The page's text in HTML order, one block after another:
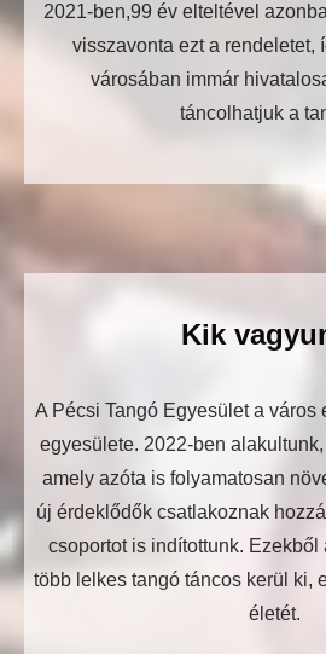
2021-ben,99 év elteltével
visszavonta ezt a rendeletet,
városában immár
táncolhatjuk a
Kik
A Pécsi Tangó Egyesület a város
egyesülete. 2022-ben
amely azóta is folyamatosan
új érdeklődők csatlakoznak
csoportot is indítottunk. Ezekből
több lelkes tangó táncos kerül ki,
életét.